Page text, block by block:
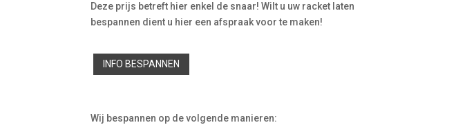
Deze prijs betreft hier enkel de snaar! Wilt u uw racket laten
bespannen dient u hier een afspraak voor te maken!
INFO BESPANNEN
Wij bespannen op de volgende manieren: